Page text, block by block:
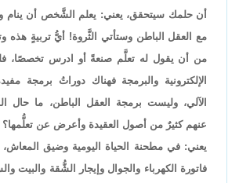
أن حلمك سيتحقق، يعني: يعلم الشَّخص أن ينام
مع العقل الباطن وستأتي الثَّروة! أيُّ تربيةٍ هذه
من أن يقول له تعلَّم صنعةً أو ادرس تخصصًا،
الإلكترونية والبرمجة فهناك دوراتُ برمجة
الآلي، وليست برمجة العقل الباطن، ما حال
عنهم كثيرٌ من أصول العقيدة وأعرض عن تعلُّمها؟
يعني: في مطحنة الحياة اليومية وضيق
فاتورة الكهرباء والجوال وإيجار الشُّقة والبيت